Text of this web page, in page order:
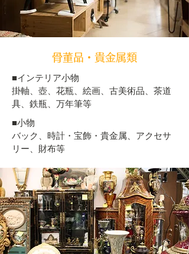
​骨董品・貴金属類
■インテリア小物
掛軸、壺、花瓶、絵画、古美術品、茶道
具、鉄瓶、万年筆等
■小物
バック、時計・宝飾・貴金属、アクセサ
リー、財布​等